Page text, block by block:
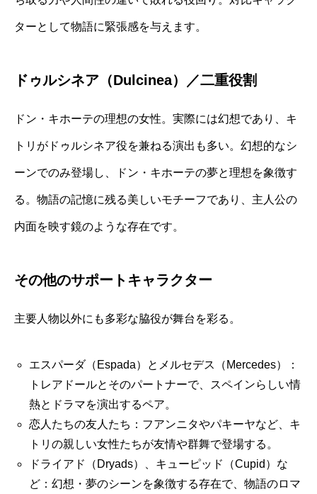
ターとして物語に緊張感を与えます。
ドゥルシネア（Dulcinea）／二重役割
ドン・キホーテの理想の女性。実際には幻想であり、キ
トリがドゥルシネア役を兼ねる演出も多い。幻想的なシ
ーンでのみ登場し、ドン・キホーテの夢と理想を象徴す
る。物語の記憶に残る美しいモチーフであり、主人公の
内面を映す鏡のような存在です。
その他のサポートキャラクター
主要人物以外にも多彩な脇役が舞台を彩る。
エスパーダ（Espada）とメルセデス（Mercedes）：
トレアドールとそのパートナーで、スペインらしい情
熱とドラマを演出するペア。
恋人たちの友人たち：フアンニタやパキーヤなど、キ
トリの親しい女性たちが友情や群舞で登場する。
ドライアド（Dryads）、キューピッド（Cupid）な
ど：幻想・夢のシーンを象徴する存在で、物語のロマ